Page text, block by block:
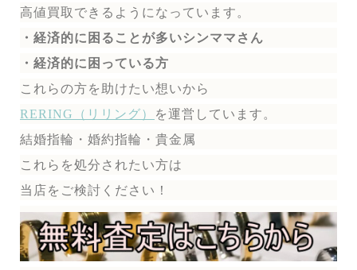
高値買取できるようになっています。
・経済的に困ることが多いシンママさん
・経済的に困っている方
これらの方を助けたい想いから
RERING（リリング）
を運営しています。
結婚指輪・婚約指輪・貴金属
これらを処分されたい方は
当店をご検討ください！